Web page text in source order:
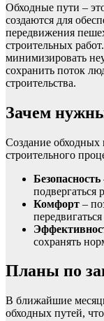
Обходные пути –
создаются для
передвижения
строительных
минимизировать
сохранить поток
строительства.
Зачем
Создание обходных
строительного
Безопасность
подвергаться
Комфорт –
сохранять
Планы по
В ближайшие
обходных путей,